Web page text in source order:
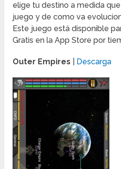
elige tu destino a medida
juego y de como va
Este juego está disponible
Gratis en la App Store por
Outer Empires Descarga